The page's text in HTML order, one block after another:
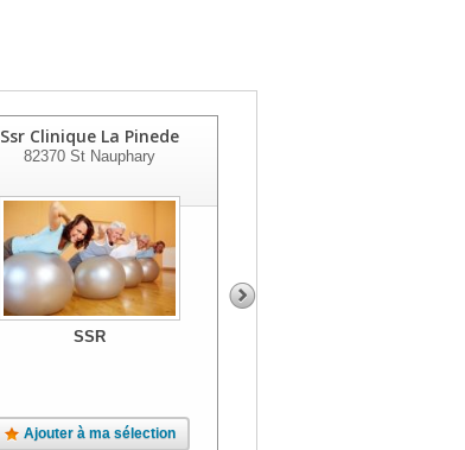
Ssr Clinique La Pinede
82370St Nauphary
SSR
Ajouter à ma sélection